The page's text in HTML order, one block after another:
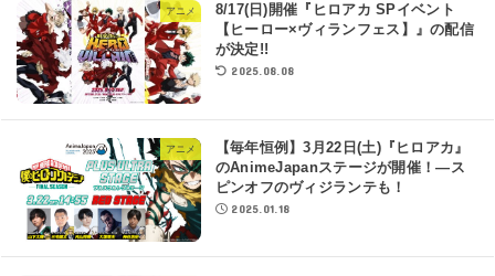
アニメ
8/17(日)開催『ヒロアカ SPイベント
【ヒーロー×ヴィランフェス】』の配信
が決定!!
2025.08.08
アニメ
【毎年恒例】3月22日(土)『ヒロアカ』
のAnimeJapanステージが開催！―ス
ピンオフのヴィジランテも！
2025.01.18